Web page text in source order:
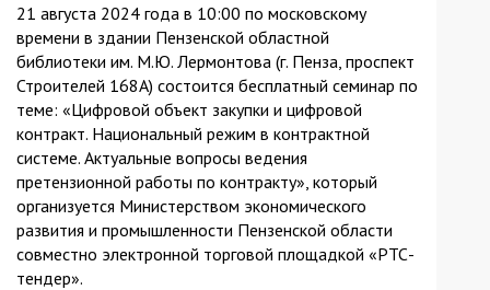
21 августа 2024 года в 10:00 по московскому
времени в здании Пензенской областной
библиотеки им. М.Ю. Лермонтова (г. Пенза, проспект
Строителей 168А) состоится бесплатный семинар по
теме: «Цифровой объект закупки и цифровой
контракт. Национальный режим в контрактной
системе. Актуальные вопросы ведения
претензионной работы по контракту», который
организуется Министерством экономического
развития и промышленности Пензенской области
совместно электронной торговой площадкой «РТС-
тендер».